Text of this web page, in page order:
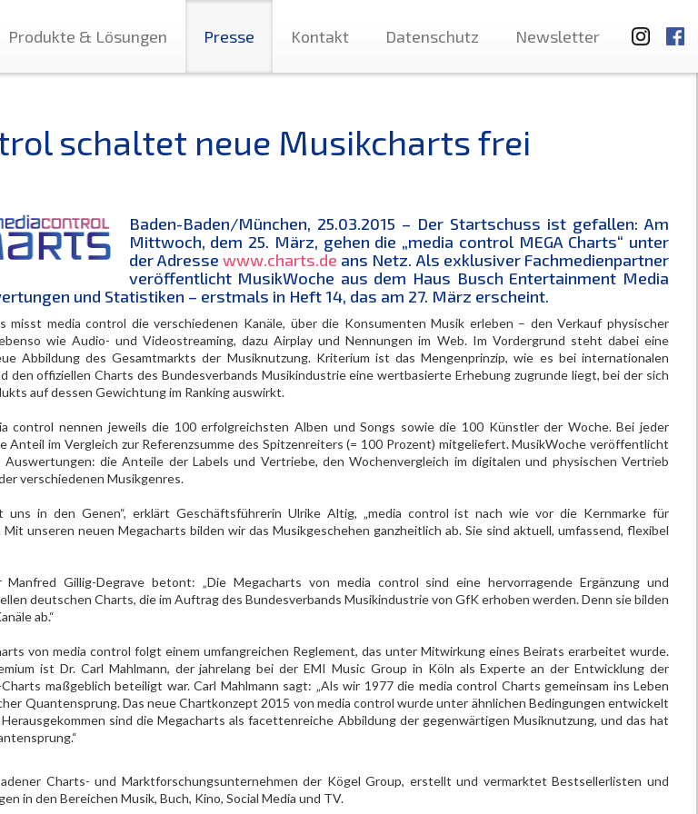
Produkte & Lösungen Presse Kontakt Datenschutz Newsletter
schaltet neue Musikcharts frei
Baden-Baden/München, 25.03.2015 – Der Startschuss ist gefallen: Am
Mittwoch, dem 25. März, gehen die „media control MEGA Charts“ unter
der Adresse www.charts.de ans Netz. Als exklusiver Fachmedienpartner
veröffentlicht MusikWoche aus dem Haus Busch Entertainment Media
und Statistiken – erstmals in Heft 14, das am 27. März erscheint.
misst media control die verschiedenen Kanäle, über die Konsumenten Musik erleben – den Verkauf physischer
wie Audio- und Videostreaming, dazu Airplay und Nennungen im Web. Im Vordergrund steht dabei eine
Abbildung des Gesamtmarkts der Musiknutzung. Kriterium ist das Mengenprinzip, wie es bei internationalen
den offiziellen Charts des Bundesverbands Musikindustrie eine wertbasierte Erhebung zugrunde liegt, bei der sich
auf dessen Gewichtung im Ranking auswirkt.
control nennen jeweils die 100 erfolgreichsten Alben und Songs sowie die 100 Künstler der Woche. Bei jeder
Anteil im Vergleich zur Referenzsumme des Spitzenreiters (= 100 Prozent) mitgeliefert. MusikWoche veröffentlicht
die Anteile der Labels und Vertriebe, den Wochenvergleich im digitalen und physischen Vertrieb
verschiedenen Musikgenres.
uns in den Genen“, erklärt Geschäftsführerin Ulrike Altig, „media control ist nach wie vor die Kernmarke für
unseren neuen Megacharts bilden wir das Musikgeschehen ganzheitlich ab. Sie sind aktuell, umfassend, flexibel
Manfred Gillig-Degrave betont: „Die Megacharts von media control sind eine hervorragende Ergänzung und
deutschen Charts, die im Auftrag des Bundesverbands Musikindustrie von GfK erhoben werden. Denn sie bilden
ab.“
von media control folgt einem umfangreichen Reglement, das unter Mitwirkung eines Beirats erarbeitet wurde.
ist Dr. Carl Mahlmann, der jahrelang bei der EMI Music Group in Köln als Experte an der Entwicklung der
maßgeblich beteiligt war. Carl Mahlmann sagt: „Als wir 1977 die media control Charts gemeinsam ins Leben
Quantensprung. Das neue Chartkonzept 2015 von media control wurde unter ähnlichen Bedingungen entwickelt
sind die Megacharts als facettenreiche Abbildung der gegenwärtigen Musiknutzung, und das hat
Charts- und Marktforschungsunternehmen der Kögel Group, erstellt und vermarktet Bestsellerlisten und
in den Bereichen Musik, Buch, Kino, Social Media und TV.